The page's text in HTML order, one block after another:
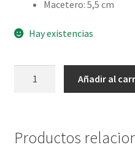
Macetero: 5,5 cm
Hay existencias
Añadir al
Productos